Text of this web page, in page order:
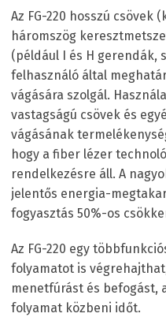
Az FG-220 hosszú csövek
háromszög
(például I és H gerendák,
felhasználó által
vágására szolgál.
vastagságú csövek és
vágásának
hogy a fiber lézer
rendelkezésre áll. A
jelentős energia-
fogyasztás 50%-os
Az FG-220 egy
folyamatot is
menetfúrást és befogást,
folyamat közbeni időt.